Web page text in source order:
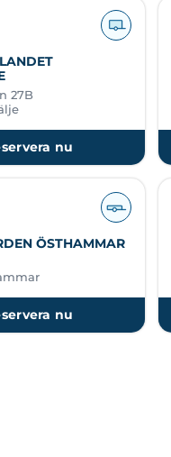
27B
nu
ÖSTHAMMAR
nu